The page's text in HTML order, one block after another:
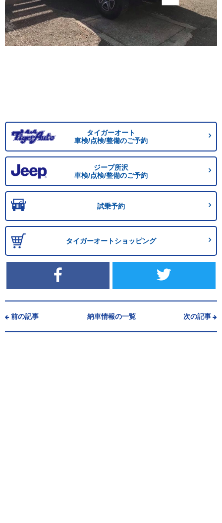
タイガーオート
車検/点検/整備のご予約
ジープ所沢
車検/点検/整備のご予約
試乗予約
タイガーオートショッピング
前の記事 納車情報の一覧 次の記事